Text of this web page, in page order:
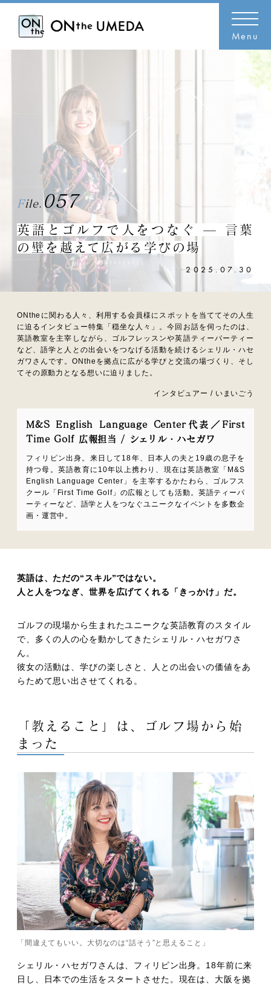
Menu
File. 057
英語とゴルフで人をつなぐ — 言葉
の壁を越えて広がる学びの場
2025.07.30
ONtheに関わる人々、利用する会員様にスポットを当ててその人生
に迫るインタビュー特集「穏坐な人々」。今回お話を伺ったのは、
英語教室を主宰しながら、ゴルフレッスンや英語ティーパーティー
など、語学と人との出会いをつなげる活動を続けるシェリル・ハセ
ガワさんです。ONtheを拠点に広がる学びと交流の場づくり、そし
てその原動力となる想いに迫りました。
インタビュアー / いまいごう
M&S English Language Center代表／First
Time Golf 広報担当 / シェリル・ハセガワ
フィリピン出身。来日して18年、日本人の夫と19歳の息子を
持つ母。英語教育に10年以上携わり、現在は英語教室「M&S
English Language Center」を主宰するかたわら、ゴルフス
クール「First Time Golf」の広報としても活動。英語ティーパ
ーティーなど、語学と人をつなぐユニークなイベントを多数企
画・運営中。
英語は、ただの“スキル”ではない。
人と人をつなぎ、世界を広げてくれる「きっかけ」だ。
ゴルフの現場から生まれたユニークな英語教育のスタイル
で、多くの人の心を動かしてきたシェリル・ハセガワさ
ん。
彼女の活動は、学びの楽しさと、人との出会いの価値をあ
らためて思い出させてくれる。
「教えること」は、ゴルフ場から始
まった
「間違えてもいい。大切なのは“話そう”と思えること」
シェリル・ハセガワさんは、フィリピン出身。18年前に来
日し、日本での生活をスタートさせた。現在は、大阪を拠